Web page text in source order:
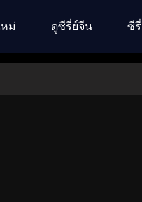
ม่ ดูซีรี่ย์จีน ซี